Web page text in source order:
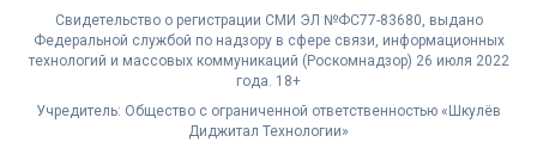
Свидетельство о регистрации СМИ ЭЛ №ФС77-83680, выдано
Федеральной службой по надзору в сфере связи, информационных
технологий и массовых коммуникаций (Роскомнадзор) 26 июля 2022
года. 18+
Учредитель: Общество с ограниченной ответственностью «Шкулёв
Диджитал Технологии»